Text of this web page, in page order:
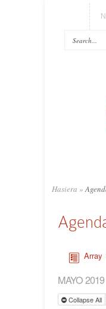
Hasiera »
Array
MAYO 2019
Collapse All